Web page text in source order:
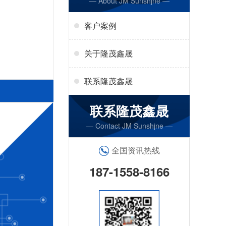
客户案例
关于隆茂鑫晟
联系隆茂鑫晟
联系隆茂鑫晟
— Contact JM Sunshjne —
全国资讯热线
187-1558-8166